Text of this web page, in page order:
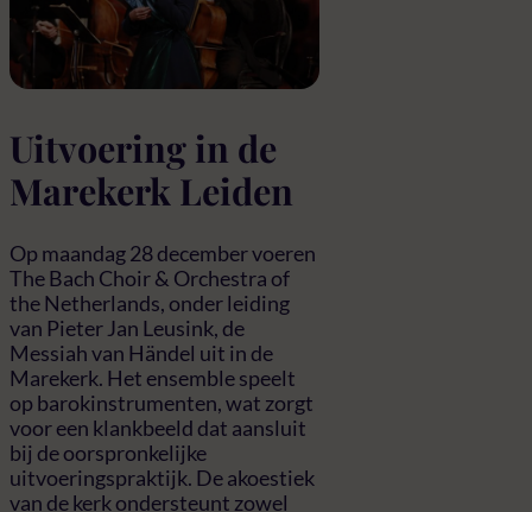
Uitvoering in de
Marekerk Leiden
Op maandag 28 december voeren
The Bach Choir & Orchestra of
the Netherlands, onder leiding
van Pieter Jan Leusink, de
Messiah van Händel uit in de
Marekerk. Het ensemble speelt
op barokinstrumenten, wat zorgt
voor een klankbeeld dat aansluit
bij de oorspronkelijke
uitvoeringspraktijk. De akoestiek
van de kerk ondersteunt zowel